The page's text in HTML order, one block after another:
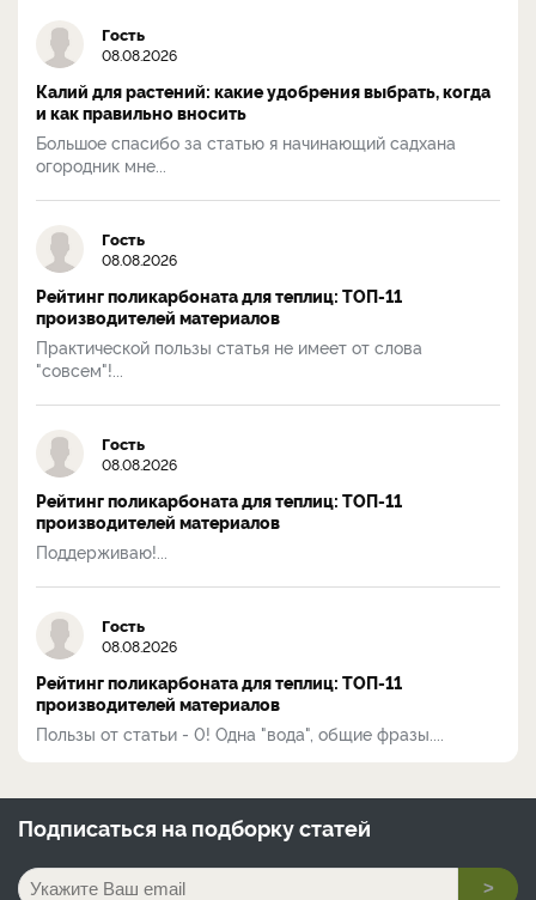
Гость
08.08.2026
Калий для растений: какие удобрения выбрать, когда
и как правильно вносить
Большое спасибо за статью я начинающий садхана
огородник мне...
Гость
08.08.2026
Рейтинг поликарбоната для теплиц: ТОП-11
производителей материалов
Практической пользы статья не имеет от слова
"совсем"!...
Гость
08.08.2026
Рейтинг поликарбоната для теплиц: ТОП-11
производителей материалов
Поддерживаю!...
Гость
08.08.2026
Рейтинг поликарбоната для теплиц: ТОП-11
производителей материалов
Пользы от статьи - 0! Одна "вода", общие фразы....
Подписаться на подборку статей
>